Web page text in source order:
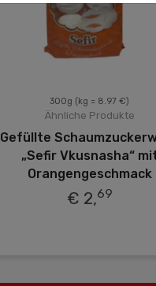
300g (kg = 8.97 €)
Ähnliche Produkte
Gefüllte
„Sefir Vkusnasha“
Orangengeschmack
€ 2,69